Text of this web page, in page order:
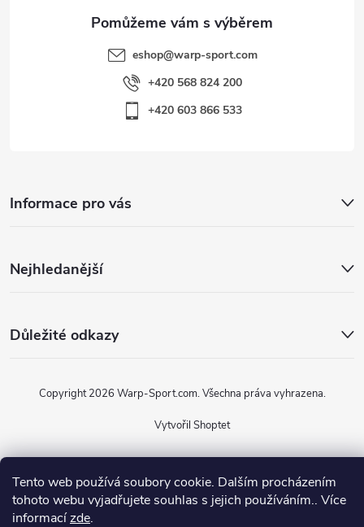
Tento web používá soubory cookie. Dalším procházením
tohoto webu vyjadřujete souhlas s jejich používáním.. Více
informacízde.
eshop@warp-sport.com
+420 568 824 200
+420 603 866 533
Informace pro vás
Nejhledanější
Důležité odkazy
Vytvořil Shoptet
Copyright 2026 Warp-Sport.com. Všechna práva vyhrazena.